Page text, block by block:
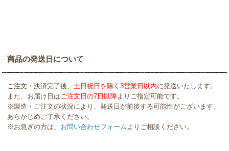
商品の発送日について
ご注文・決済完了後、 土日祝日を除く3営業日以内に発送いたします。
また、お届け日は ご注文日の7日以降よりご指定可能です。
※製造・ご注文の状況により、発送日が前後する可能性がございます。
あらかじめご了承ください。
※お急ぎの方は、 お問い合わせフォーム よりご相談ください。